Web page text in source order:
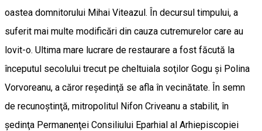
oastea domnitorului Mihai Viteazul. În decursul timpului, a
suferit mai multe modificări din cauza cutremurelor care au
lovit-o. Ultima mare lucrare de restaurare a fost făcută la
începutul secolului trecut pe cheltuiala soţilor Gogu şi Polina
Vorvoreanu, a căror reşedinţă se afla în vecinătate. În semn
de recunoştinţă, mitropolitul Nifon Criveanu a stabilit, în
şedinţa Permanenţei Consiliului Eparhial al Arhiepiscopiei